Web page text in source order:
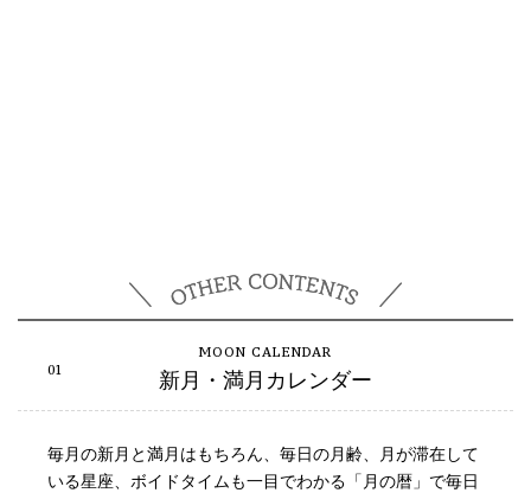
新月・満月カレンダー
毎月の新月と満月はもちろん、毎日の月齢、月が滞在して
いる星座、ボイドタイムも一目でわかる「月の暦」で毎日